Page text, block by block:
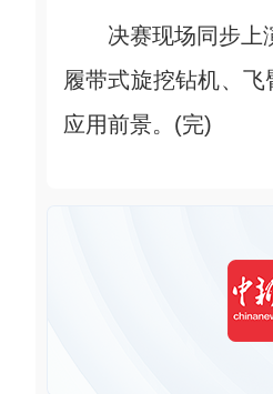
决赛现场同步上演
履带式旋挖钻机、
应用前景。(完)